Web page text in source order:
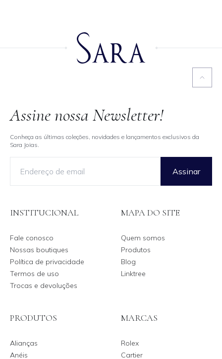
PRODUTOS
Alianças
Anéis
MAPA DO SITE
Quem somos
Produtos
Blog
Linktree
INSTITUCIONAL
Fale conosco
Nossas boutiques
Política de privacidade
Termos de uso
Trocas e devoluções
Assine nossa Newsletter!
Conheça as últimas coleções, novidades e lançamentos exclusivos da
Sara Joias.
Assinar
MARCAS
Rolex
Cartier